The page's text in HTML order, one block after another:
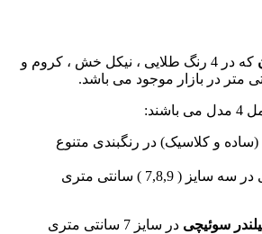
که در 4 رنگ طلایی ، نیکل خش ، کروم و
و کلاسیک) در رنگبندی متنوع
( 7,8,9 ) سانتی متری
سوئیچی در سایز 7 سانتی متری